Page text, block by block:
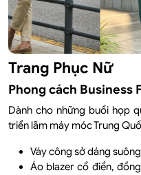
Trang Phục Nữ
Phong cách Business
Dành cho những buổi họp
triển lãm máy móc Trung
Váy công sở dáng
Áo blazer cổ điển,